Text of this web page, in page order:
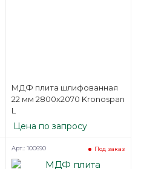
МДФ плита шлифованная
22 мм 2800х2070 Kronospan
L
Цена по запросу
Под заказ
Арт.: 100690